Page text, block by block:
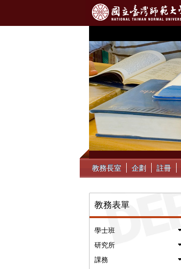
::: 教務長室 企劃 註冊
教務表單
學士班
研究所
課務